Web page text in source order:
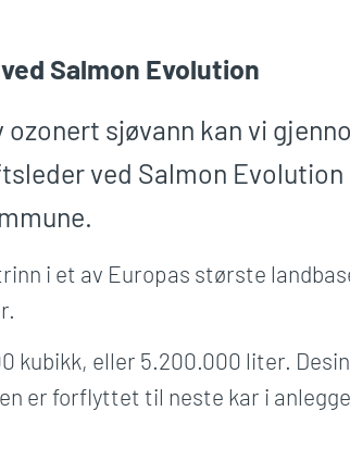
Salmon Evolution
sjøvann kan vi
ved Salmon
i et av Europas største
kubikk, eller 5.200.000 liter.
er forflyttet til neste kar i